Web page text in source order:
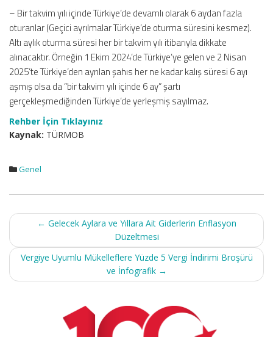
– Bir takvim yılı içinde Türkiye’de devamlı olarak 6 aydan fazla
oturanlar (Geçici ayrılmalar Türkiye’de oturma süresini kesmez).
Altı aylık oturma süresi her bir takvim yılı itibarıyla dikkate
alınacaktır. Örneğin 1 Ekim 2024’de Türkiye’ye gelen ve 2 Nisan
2025’te Türkiye’den ayrılan şahıs her ne kadar kalış süresi 6 ayı
aşmış olsa da “bir takvim yılı içinde 6 ay” şartı
gerçekleşmediğinden Türkiye’de yerleşmiş sayılmaz.
Rehber İçin Tıklayınız
Kaynak: TÜRMOB
Genel
Post
navigation
← Gelecek Aylara ve Yıllara Ait Giderlerin Enflasyon
Düzeltmesi
Vergiye Uyumlu Mükelleflere Yüzde 5 Vergi İndirimi Broşürü
ve İnfografik →